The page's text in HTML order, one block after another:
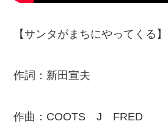
【サンタがまちにやってくる】
作詞：新田宣夫
作曲：COOTS J FRED